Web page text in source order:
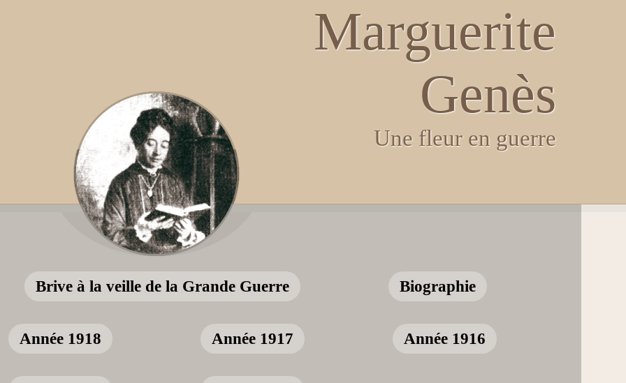
Marguerite
Genès
Une fleur en guerre
Brive à la veille de la Grande Guerre Biographie
Année 1918 Année 1917 Année 1916